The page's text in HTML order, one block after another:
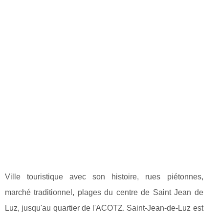
Ville touristique avec son histoire, rues piétonnes,
marché traditionnel, plages du centre de Saint Jean de
Luz, jusqu'au quartier de l'ACOTZ. Saint-Jean-de-Luz est